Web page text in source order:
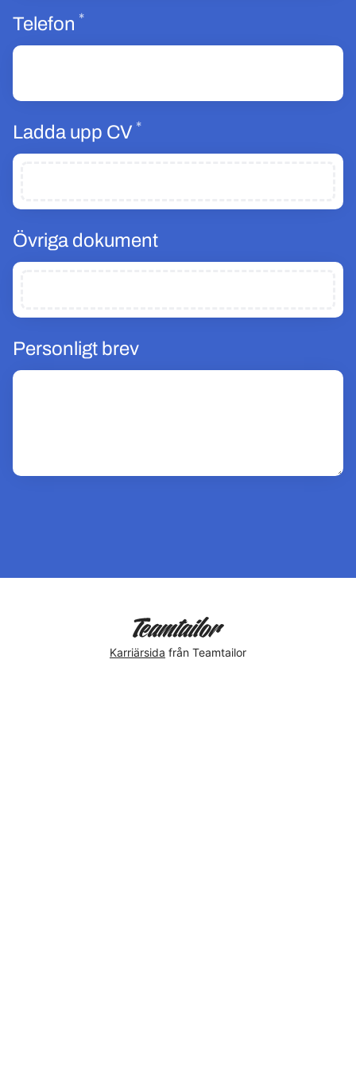
Telefon *Obligatoriskt
Ladda upp CV *Obligatoriskt
Övriga dokument
Personligt brev
Karriärsida från Teamtailor